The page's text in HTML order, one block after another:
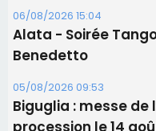
31/07/2026 08:24
Tennis - Début ce
RCPV
31/07/2026 08:22
82ème anniversaire
Commandant